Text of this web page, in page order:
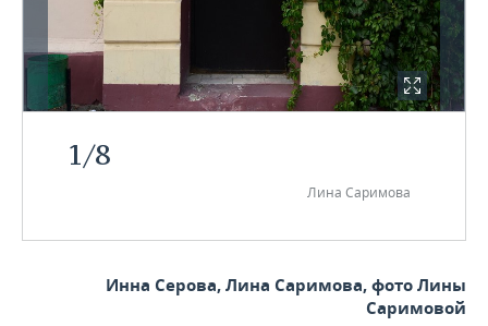
1/8
Лина Саримова
Инна Серова, Лина Саримова, фото Лины
Саримовой